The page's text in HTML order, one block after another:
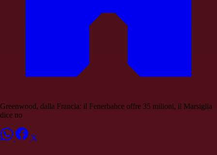
Greenwood, dalla Francia: il Fenerbahce offre 35 milioni, il Marsiglia
dice no